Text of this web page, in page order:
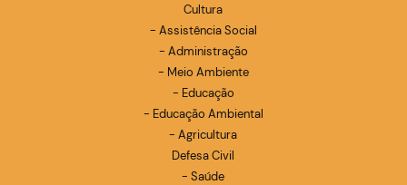
Cultura
- Assistência Social
- Administração
- Meio Ambiente
- Educação
- Educação Ambiental
- Agricultura
Defesa Civil
- Saúde